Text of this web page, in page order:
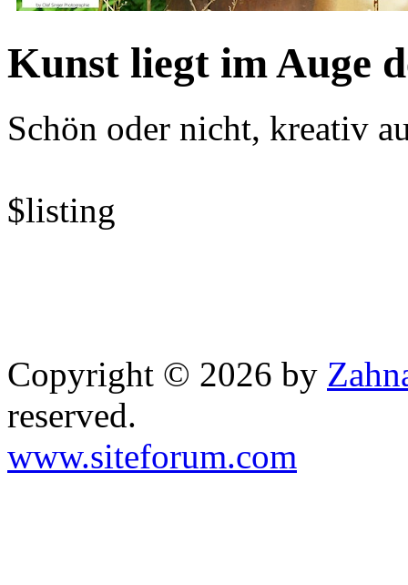
Kunst liegt im Auge
Schön oder nicht, kreativ
$listing
Copyright © 2026 by
reserved.
www.siteforum.com